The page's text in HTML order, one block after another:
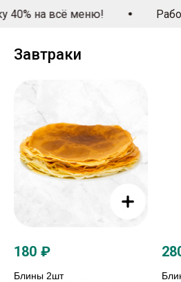
Работаем
Завтраки
180 ₽
Блины 2шт